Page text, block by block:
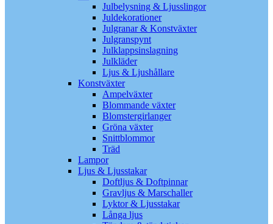
Julbelysning & Ljusslingor
Juldekorationer
Julgranar & Konstväxter
Julgranspynt
Julklappsinslagning
Julkläder
Ljus & Ljushållare
Konstväxter
Ampelväxter
Blommande växter
Blomstergirlanger
Gröna växter
Snittblommor
Träd
Lampor
Ljus & Ljusstakar
Doftljus & Doftpinnar
Gravljus & Marschaller
Lyktor & Ljusstakar
Långa ljus